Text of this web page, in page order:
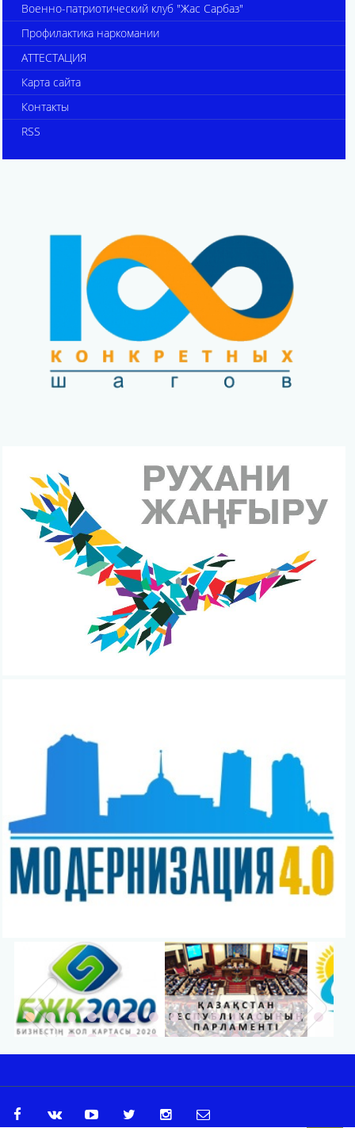
Военно-патриотический клуб "Жас Сарбаз"
Профилактика наркомании
АТТЕСТАЦИЯ
Карта сайта
Контакты
RSS